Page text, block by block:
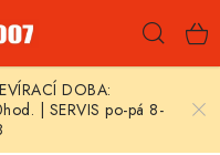
DOBA:
| SERVIS po-pá 8-